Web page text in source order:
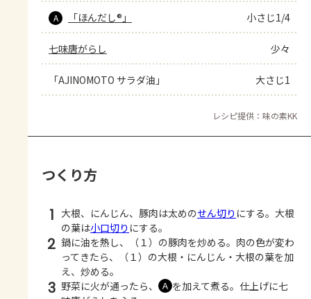
A 「ほんだし®」 小さじ1/4
七味唐がらし 少々
「AJINOMOTO サラダ油」 大さじ1
レシピ提供：味の素KK
つくり方
1 大根、にんじん、豚肉は太めのせん切り にする。大根
の葉は小口切り にする。
2 鍋に油を熱し、（１）の豚肉を炒める。肉の色が変わ
ってきたら、（１）の大根・にんじん・大根の葉を加
え、炒める。
3 野菜に火が通ったら、 Ａ を加えて煮る。仕上げに七